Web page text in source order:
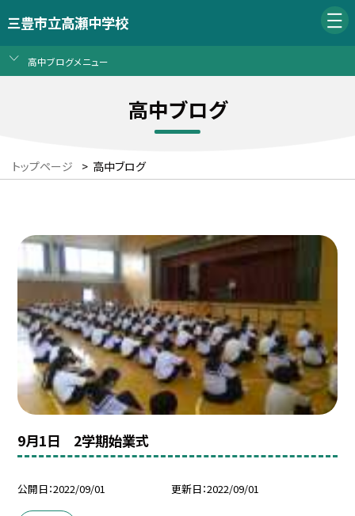
三豊市立高瀬中学校
高中ブログメニュー
高中ブログ
トップページ > 高中ブログ
9月1日 2学期始業式
公開日 2022/09/01 更新日 2022/09/01